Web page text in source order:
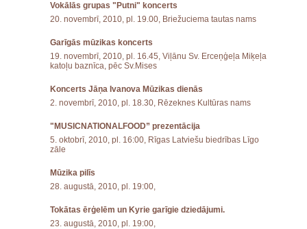
Vokālās grupas "Putni" koncerts
20. novembrī, 2010, pl. 19.00, Briežuciema tautas nams
Garīgās mūzikas koncerts
19. novembrī, 2010, pl. 16.45, Viļānu Sv. Erceņģeļa Miķeļa
katoļu baznīca, pēc Sv.Mises
Koncerts Jāņa Ivanova Mūzikas dienās
2. novembrī, 2010, pl. 18.30, Rēzeknes Kultūras nams
"MUSICNATIONALFOOD” prezentācija
5. oktobrī, 2010, pl. 16:00, Rīgas Latviešu biedrības Līgo
zāle
Mūzika pilīs
28. augustā, 2010, pl. 19:00,
Tokātas ērģelēm un Kyrie garīgie dziedājumi.
23. augustā, 2010, pl. 19:00,